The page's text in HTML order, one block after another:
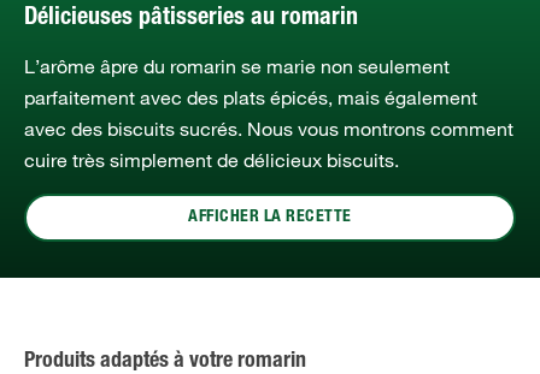
Délicieuses pâtisseries au romarin
L’arôme âpre du romarin se marie non seulement
parfaitement avec des plats épicés, mais également
avec des biscuits sucrés. Nous vous montrons comment
cuire très simplement de délicieux biscuits.
AFFICHER LA RECETTE
Produits adaptés à votre romarin